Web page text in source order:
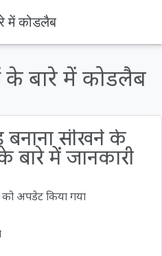
में कोडलैब
के बारे में कोडलैब
सीखने के
बारे में जानकारी
को अपडेट किया गया